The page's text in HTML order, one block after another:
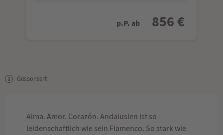
p.P. ab 856 €
Gesponsert
Alma. Amor. Corazón. Andalusien ist so
leidenschaftlich wie sein Flamenco. So stark wie